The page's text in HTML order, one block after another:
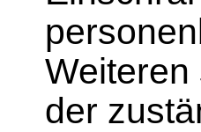
Weiteren
der